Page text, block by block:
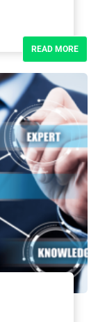
READ MORE